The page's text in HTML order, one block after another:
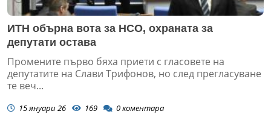
ИТН обърна вота за НСО, охраната за
депутати остава
Промените първо бяха приети с гласовете на
депутатите на Слави Трифонов, но след прегласуване
те веч...
15 януари 26 169 0коментара